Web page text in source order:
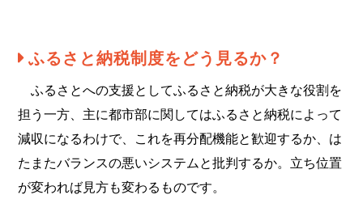
ふるさと納税制度をどう見るか？
ふるさとへの支援としてふるさと納税が大きな役割を
担う一方、主に都市部に関してはふるさと納税によって
減収になるわけで、これを再分配機能と歓迎するか、は
たまたバランスの悪いシステムと批判するか。立ち位置
が変われば見方も変わるものです。